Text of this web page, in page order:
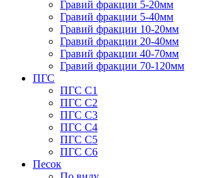
Гравий фракции 5-20мм
Гравий фракции 5-40мм
Гравий фракции 10-20мм
Гравий фракции 20-40мм
Гравий фракции 40-70мм
Гравий фракции 70-120мм
ПГС
ПГС С1
ПГС С2
ПГС С3
ПГС С4
ПГС С5
ПГС С6
Песок